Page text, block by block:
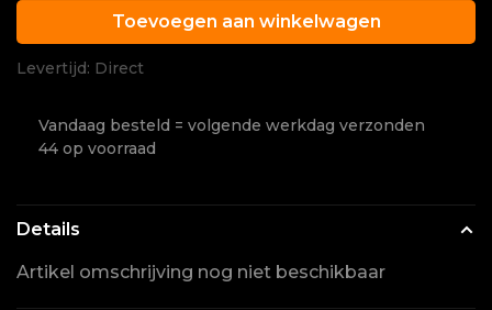
Toevoegen aan winkelwagen
Levertijd: Direct
Vandaag besteld = volgende werkdag verzonden
44 op voorraad
Details
Artikel omschrijving nog niet beschikbaar